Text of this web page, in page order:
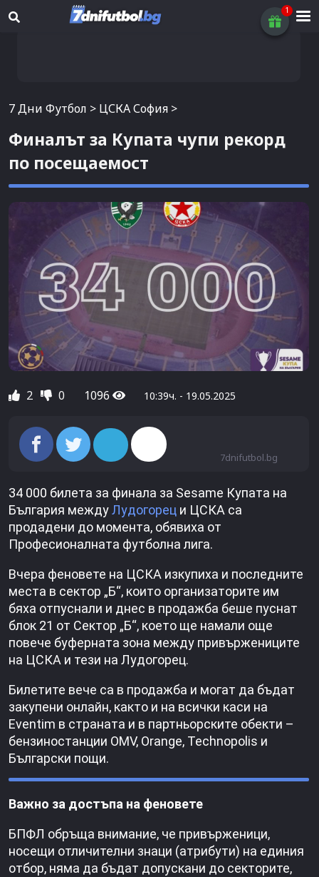
7 Дни Футбол > ЦСКА София >
Финалът за Купата чупи рекорд
по посещаемост
2 0 1096 10:39ч. - 19.05.2025
7dnifutbol.bg
34 000 билета за финала за Sesame Купата на
България междуЛудогорец и ЦСКА са
продадени до момента, обявиха от
Професионалната футболна лига.
Вчера феновете на ЦСКА изкупиха и последните
места в сектор „Б“, които организаторите им
бяха отпуснали и днес в продажба беше пуснат
блок 21 от Сектор „Б“, което ще намали още
повече буферната зона между привържениците
на ЦСКА и тези на Лудогорец.
Билетите вече са в продажба и могат да бъдат
закупени онлайн, както и на всички каси на
Eventim в страната и в партньорските обекти –
бензиностанции OMV, Orange, Technopolis и
Български пощи.
Важно за достъпа на феновете
БПФЛ обръща внимание, че привърженици,
носещи отличителни знаци (атрибути) на единия
отбор, няма да бъдат допускани до секторите,